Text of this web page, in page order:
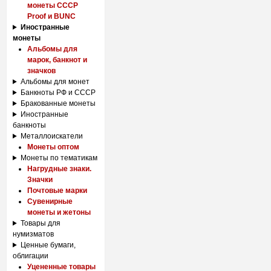
монеты СССР
Proof и BUNC
Иностранные
монеты
Альбомы для
марок, банкнот и
значков
Альбомы для монет
Банкноты РФ и СССР
Бракованные монеты
Иностранные
банкноты
Металлоискатели
Монеты оптом
Монеты по тематикам
Нагрудные знаки.
Значки
Почтовые марки
Сувенирные
монеты и жетоны
Товары для
нумизматов
Ценные бумаги,
облигации
Уцененные товары